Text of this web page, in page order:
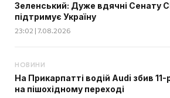
Зеленський: Дуже вдячні Сенату
підтримує Україну
23:02 | 7.08.2026
НОВИНИ
На Прикарпатті водій Audi збив 11-
на пішохідному переході